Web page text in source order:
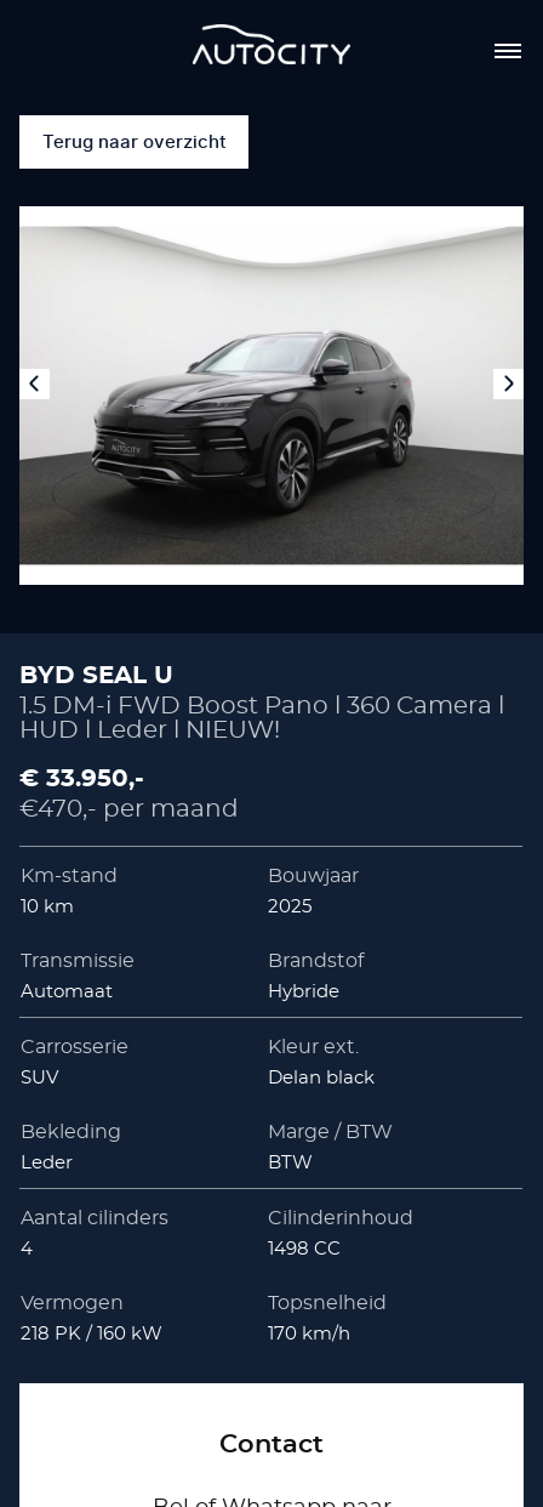
Terug naar overzicht
BYD SEAL U
1.5 DM-i FWD Boost Pano l 360 Camera l
HUD l Leder l NIEUW!
€ 33.950,-
€470,- per maand
Km-stand
10 km
Bouwjaar
2025
Transmissie
Automaat
Brandstof
Hybride
Carrosserie
SUV
Kleur ext.
Delan black
Bekleding
Leder
Marge / BTW
BTW
Aantal cilinders
4
Cilinderinhoud
1498 CC
Vermogen
218 PK / 160 kW
Topsnelheid
170 km/h
Contact